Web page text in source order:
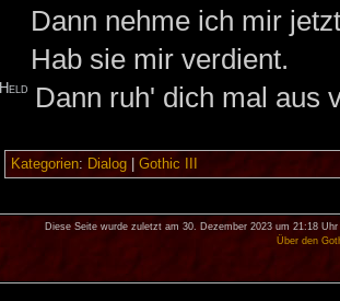
Dann nehme ich mir
Hab sie mir verdient.
Held Dann ruh' dich mal aus
Kategorien: Dialog| Gothic III
Diese Seite wurde zuletzt am 30. Dezember 2023 um 21:18 Uhr
Über den